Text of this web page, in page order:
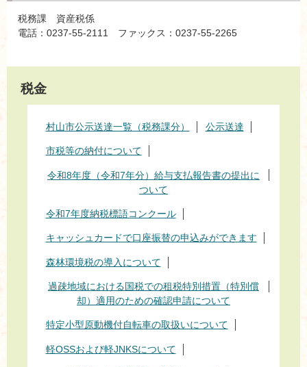
税務課 資産税係
電話：0237-55-2111 ファックス：0237-55-2265
税金
村山市公示送達一覧（税務課分） 公示送達
市税等の納付について
令和8年度（令和7年分）給与支払報告書の提出に
ついて
令和7年度納税標語コンクール
キャッシュカードで口座振替の申込みができます
森林環境税の導入について
過疎地域における国税での租税特別措置（特別償
却）適用のための確認申請について
特定小型原動機付自転車の取扱いについて
軽OSSおよび軽JNKSについて